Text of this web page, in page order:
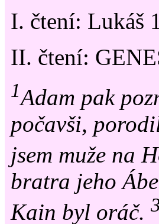
I. čtení: Lukáš
II. čtení:
1Adam pak
počavši,
jsem muže na
bratra jeho
Kain byl oráč.